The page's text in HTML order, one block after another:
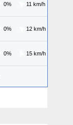
0% 11 km/h
0% 12 km/h
0% 15 km/h